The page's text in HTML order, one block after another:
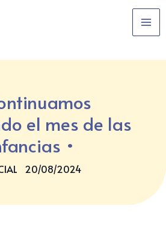
el mes de las
20/08/2024